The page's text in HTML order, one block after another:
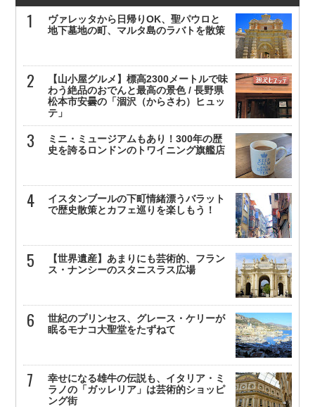
ヴァレッタから日帰りOK、聖パウロと
地下墓地の町、マルタ島のラバトを散策
【山小屋グルメ】標高2300メートルで味
わう絶品のおでんと最高の景色 / 長野県
松本市安曇の「涸沢（からさわ）ヒュッ
テ」
ミニ・ミュージアムもあり！300年の歴
史を誇るロンドンのトワイニング旗艦店
イスタンブールの下町情緒漂うバラット
で歴史散策とカフェ巡りを楽しもう！
【世界遺産】あまりにも芸術的、フラン
ス・ナンシーのスタニスラス広場
世紀のプリンセス、グレース・ケリーが
眠るモナコ大聖堂をたずねて
幸せになる雄牛の伝説も、イタリア・ミ
ラノの「ガッレリア」は芸術的ショッピ
ング街